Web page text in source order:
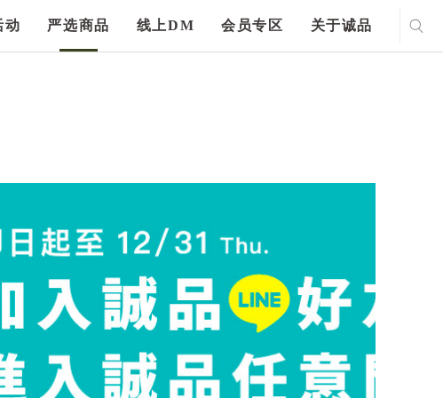
动 严选商品 线上DM 会员专区 关于诚品